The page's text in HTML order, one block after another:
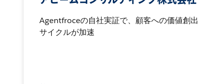
Agentfroceの自社実証で、顧客への価値創出
サイクルが加速